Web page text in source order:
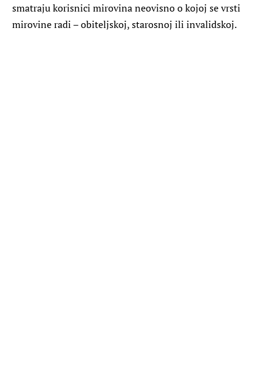
smatraju korisnici mirovina neovisno o kojoj se vrsti
mirovine radi – obiteljskoj, starosnoj ili invalidskoj.